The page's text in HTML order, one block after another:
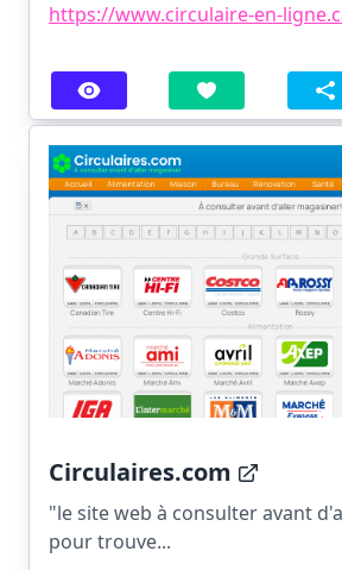
https://www.circulaire-en-
Circulaires.com
"le site web à consulter avant
pour trouve...